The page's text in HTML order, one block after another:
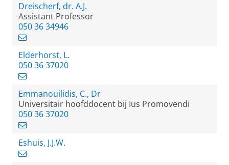
Dreischerf, dr. A.J.
Assistant Professor
050 36 34946
Elderhorst, L.
050 36 37020
Emmanouilidis, C., Dr
Universitair hoofddocent bij Ius Promovendi
050 36 37020
Eshuis, J.J.W.